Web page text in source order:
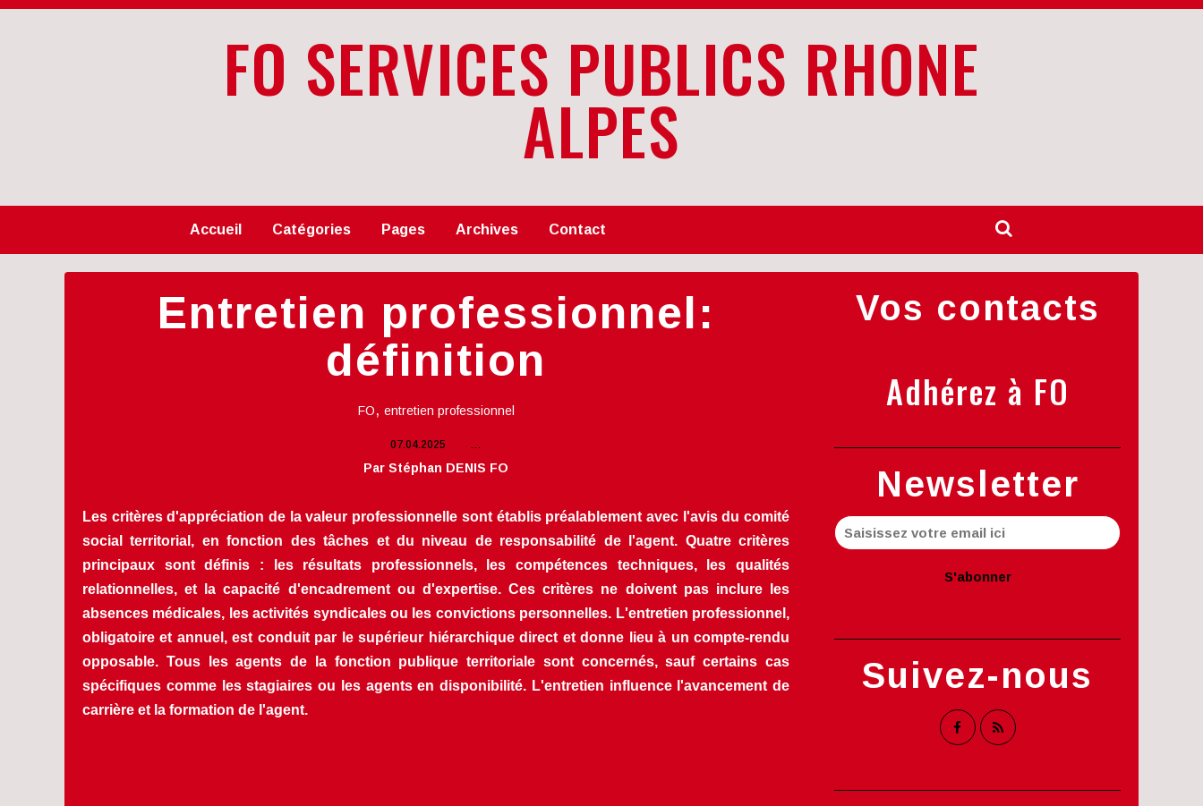
FO SERVICES PUBLICS RHONE
ALPES
Accueil Catégories Pages Archives Contact
Entretien professionnel:
définition
FO, entretien professionnel
07.04.2025 …
Par Stéphan DENIS FO
Les critères d'appréciation de la valeur professionnelle sont établis préalablement avec l'avis du comité
social territorial, en fonction des tâches et du niveau de responsabilité de l'agent. Quatre critères
principaux sont définis : les résultats professionnels, les compétences techniques, les qualités
relationnelles, et la capacité d'encadrement ou d'expertise. Ces critères ne doivent pas inclure les
absences médicales, les activités syndicales ou les convictions personnelles. L'entretien professionnel,
obligatoire et annuel, est conduit par le supérieur hiérarchique direct et donne lieu à un compte-rendu
opposable. Tous les agents de la fonction publique territoriale sont concernés, sauf certains cas
spécifiques comme les stagiaires ou les agents en disponibilité. L'entretien influence l'avancement de
carrière et la formation de l'agent.
Newsletter
Suivez-nous
Vos contacts
Adhérez à FO